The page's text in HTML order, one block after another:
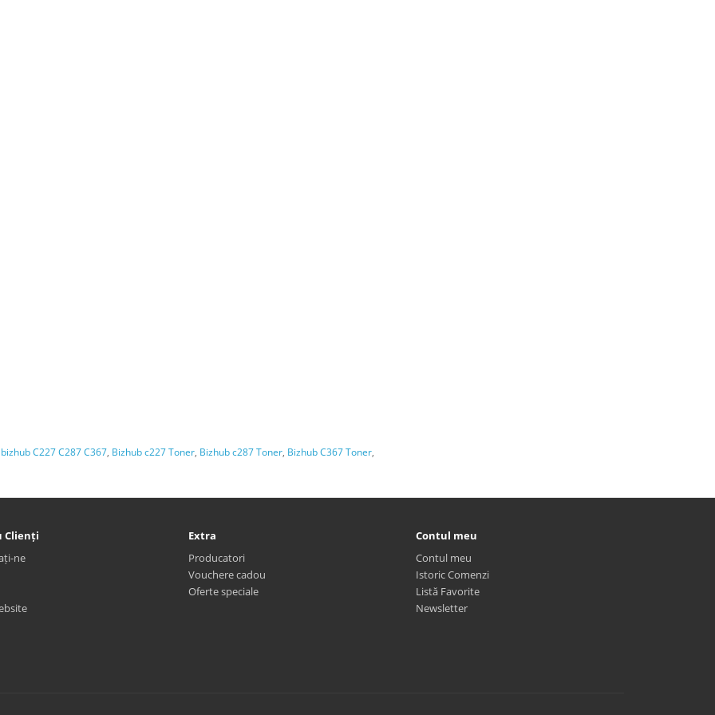
C227 C287 C367, Bizhub c227 Toner, Bizhub c287 Toner, Bizhub C367 Toner,
Clienți
ne
Extra
Producatori
Vouchere cadou
Oferte speciale
Contul meu
Contul meu
Istoric Comenzi
Listă Favorite
Newsletter